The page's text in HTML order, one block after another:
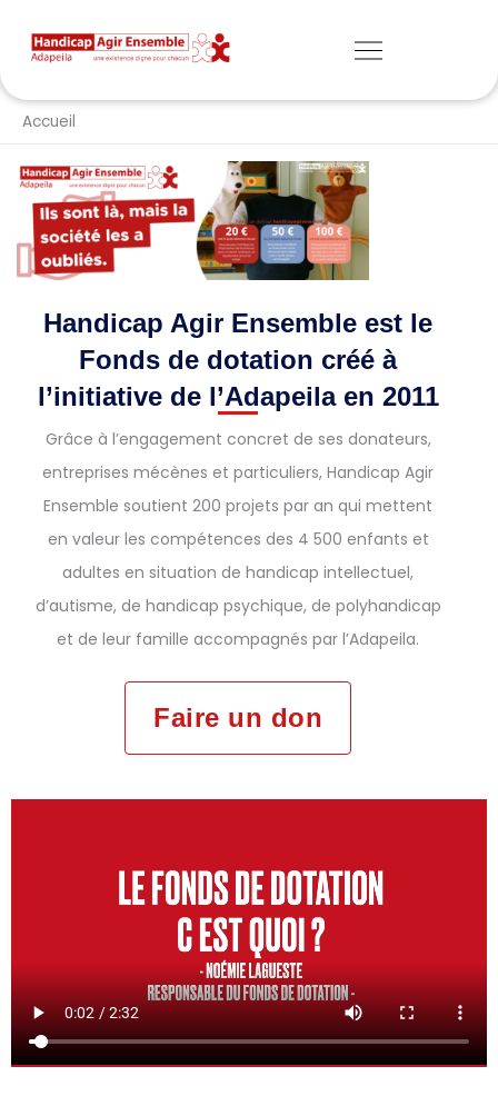
contenu
Menu
Accueil
Handicap Agir Ensemble est le
Fonds de dotation créé à
l’initiative de l’Adapeila en 2011
Faire un don
Grâce à l’engagement concret de ses donateurs,
entreprises mécènes et particuliers, Handicap Agir
Ensemble soutient 200 projets par an qui mettent
en valeur les compétences des 4 500 enfants et
adultes en situation de handicap intellectuel,
d’autisme, de handicap psychique, de polyhandicap
et de leur famille accompagnés par l’Adapeila.